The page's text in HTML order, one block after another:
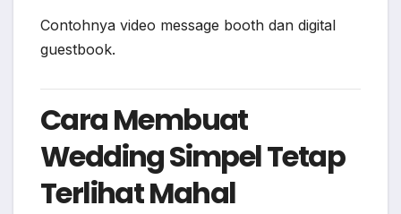
Contohnya video message booth dan digital
guestbook.
Cara Membuat
Wedding Simpel Tetap
Terlihat Mahal